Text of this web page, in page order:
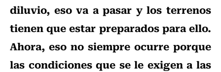
diluvio, eso va a pasar y los terrenos
tienen que estar preparados para ello.
Ahora, eso no siempre ocurre porque
las condiciones que se le exigen a las